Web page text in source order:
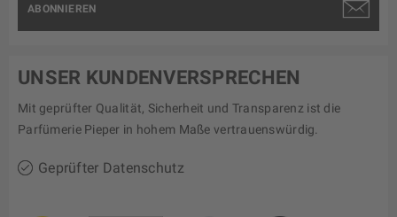
ABONNIEREN
UNSER KUNDENVERSPRECHEN
Mit geprüfter Qualität, Sicherheit und Transparenz ist die
Parfümerie Pieper in hohem Maße vertrauenswürdig.
Geprüfter Datenschutz